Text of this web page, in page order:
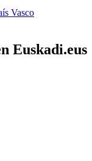
Vasco
Euskadi.eus